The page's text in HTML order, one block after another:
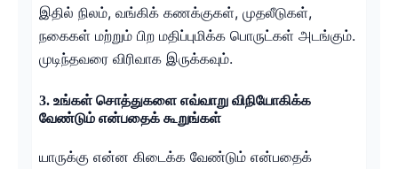
இதில் நிலம், வங்கிக் கணக்குகள், முதலீடுகள்,
நகைகள் மற்றும் பிற மதிப்புமிக்க பொருட்கள் அடங்கும்.
முடிந்தவரை விரிவாக இருக்கவும்.
3. உங்கள் சொத்துகளை எவ்வாறு விநியோகிக்க
வேண்டும் என்பதைக் கூறுங்கள்
யாருக்கு என்ன கிடைக்க வேண்டும் என்பதைக்